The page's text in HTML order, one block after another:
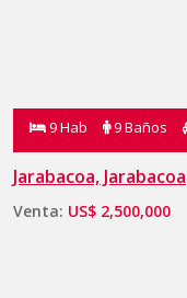
9 Hab 9 Baños
Jarabacoa, Jarabacoa
Venta: US$ 2,500,000